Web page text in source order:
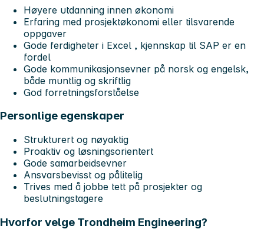
Høyere utdanning innen økonomi
Erfaring med prosjektøkonomi eller tilsvarende
oppgaver
Gode ferdigheter i Excel , kjennskap til SAP er en
fordel
Gode kommunikasjonsevner på norsk og engelsk,
både muntlig og skriftlig
God forretningsforståelse
Personlige egenskaper
Strukturert og nøyaktig
Proaktiv og løsningsorientert
Gode samarbeidsevner
Ansvarsbevisst og pålitelig
Trives med å jobbe tett på prosjekter og
beslutningstagere
Hvorfor velge Trondheim Engineering?